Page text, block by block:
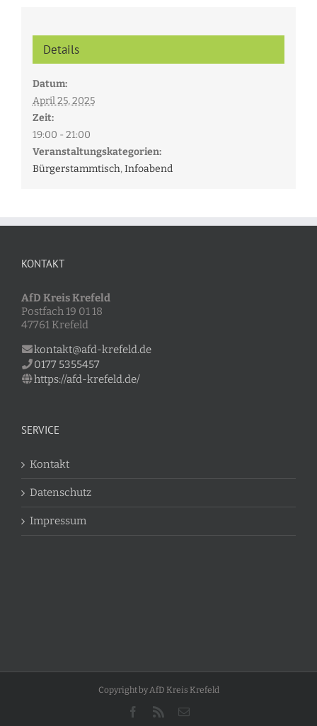
Details
Datum:
April 25, 2025
Zeit:
19:00 - 21:00
Veranstaltungskategorien:
Bürgerstammtisch,Infoabend
KONTAKT
AfD Kreis Krefeld
Postfach 19 01 18
47761 Krefeld
kontakt@afd-krefeld.de
0177 5355457
https://afd-krefeld.de/
SERVICE
Kontakt
Datenschutz
Impressum
Copyright by AfD Kreis Krefeld
Facebook
Rss
E-